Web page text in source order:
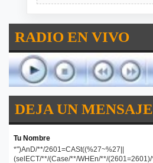
RADIO EN VIVO
DEJA UN MENSAJE